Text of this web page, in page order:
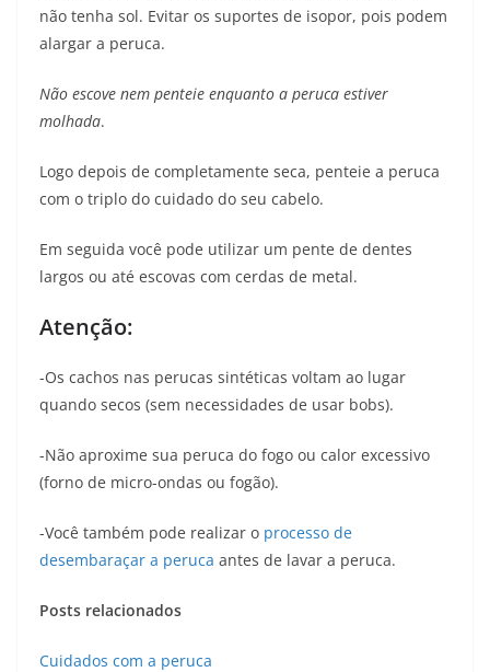
não tenha sol. Evitar os suportes de isopor, pois podem
alargar a peruca.
Não escove nem penteie enquanto a peruca estiver
molhada.
Logo depois de completamente seca, penteie a peruca
com o triplo do cuidado do seu cabelo.
Em seguida você pode utilizar um pente de dentes
largos ou até escovas com cerdas de metal.
Atenção:
-Os cachos nas perucas sintéticas voltam ao lugar
quando secos (sem necessidades de usar bobs).
-Não aproxime sua peruca do fogo ou calor excessivo
(forno de micro-ondas ou fogão).
-Você também pode realizar o processo de
desembaraçar a peruca antes de lavar a peruca.
Posts relacionados
Cuidados com a peruca